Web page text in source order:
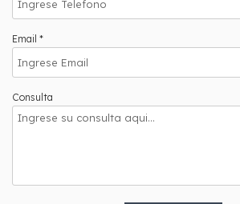
Email *
Consulta